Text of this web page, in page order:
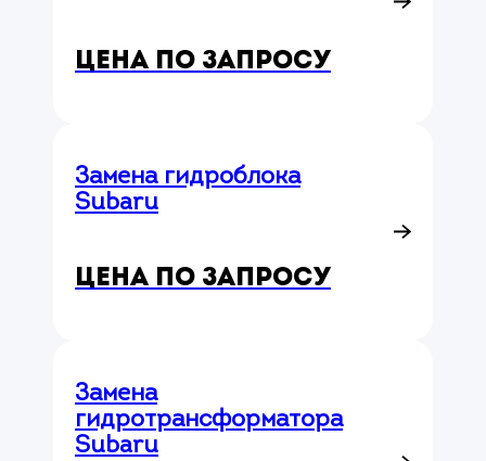
Цена по запросу
Замена гидроблока
Subaru
Цена по запросу
Замена
гидротрансформатора
Subaru